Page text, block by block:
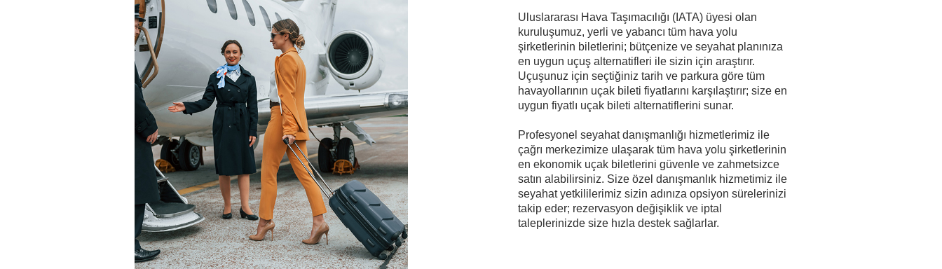
Uluslararası Hava Taşımacılığı (IATA) üyesi olan
kuruluşumuz, yerli ve yabancı tüm hava yolu
şirketlerinin biletlerini; bütçenize ve seyahat planınıza
en uygun uçuş alternatifleri ile sizin için araştırır.
Uçuşunuz için seçtiğiniz tarih ve parkura göre tüm
havayollarının uçak bileti fiyatlarını karşılaştırır; size en
uygun fiyatlı uçak bileti alternatiflerini sunar.
Profesyonel seyahat danışmanlığı hizmetlerimiz ile
çağrı merkezimize ulaşarak tüm hava yolu şirketlerinin
en ekonomik uçak biletlerini güvenle ve zahmetsizce
satın alabilirsiniz. Size özel danışmanlık hizmetimiz ile
seyahat yetkililerimiz sizin adınıza opsiyon sürelerinizi
takip eder; rezervasyon değişiklik ve iptal
taleplerinizde size hızla destek sağlarlar.